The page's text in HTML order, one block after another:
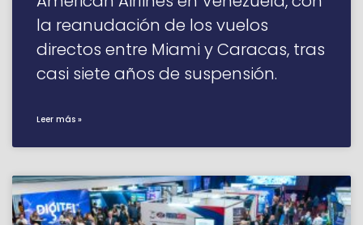
la reanudación de los vuelos
directos entre Miami y Caracas, tras
casi siete años de suspensión.
Leer más »